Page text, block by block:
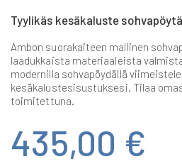
gallery
Tyylikäs kesäkaluste sohvapöytä
Ambon suorakaiteen mallinen
laadukkaista materiaaleista
modernilla sohvapöydällä
kesäkalustesisustuksesi. Tilaa
toimitettuna.
435,00 €